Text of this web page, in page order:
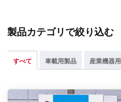
製品カテゴリで絞り込む
すべて 車載用製品 産業機器用